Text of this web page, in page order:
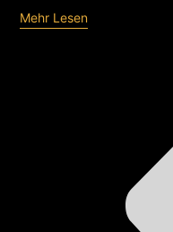
Mehr Lesen